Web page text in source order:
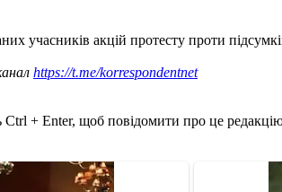
учасників акцій протесту проти
https://t.me/korrespondentnet
Ctrl + Enter, щоб повідомити про це